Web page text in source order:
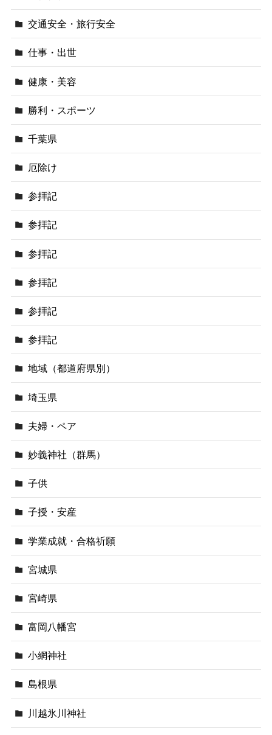
交通安全・旅行安全
仕事・出世
健康・美容
勝利・スポーツ
千葉県
厄除け
参拝記
参拝記
参拝記
参拝記
参拝記
参拝記
地域（都道府県別）
埼玉県
夫婦・ペア
妙義神社（群馬）
子供
子授・安産
学業成就・合格祈願
宮城県
宮崎県
富岡八幡宮
小網神社
島根県
川越氷川神社